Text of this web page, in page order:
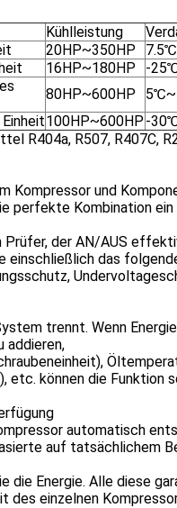
Kühlleistung
20HP~350HP
16HP~180HP
-
80HP~600HP
100HP~600HP-
R404a, R507, R407C,
Kompressor und
Kombination ein
der AN/AUS
einschließlich das
trennt. Wenn
addieren,
etc. können die Funktion
automatisch
auf tatsächlichem
die Energie. Alle diese
des einzelnen